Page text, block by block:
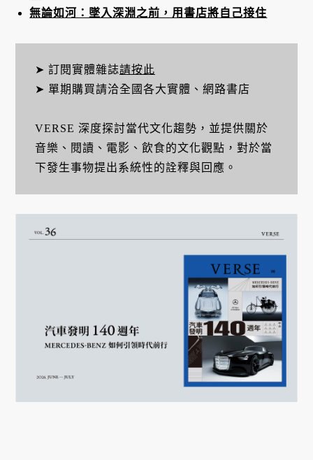
無論如河：墜入深淵之前，用書店將自己接住
➤ 訂閱實體雜誌請按此
➤ 單期購買請洽全國各大實體、網路書店
VERSE 深度探討當代文化趨勢，並提供關於
音樂、閱讀、電影、飲食的文化觀點，對於當
下發生事物提出系統性的詮釋與回應。